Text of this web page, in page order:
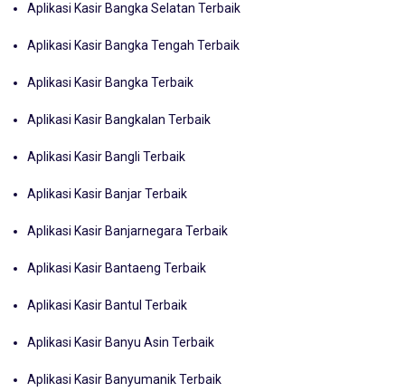
Aplikasi Kasir Bangka Selatan Terbaik
Aplikasi Kasir Bangka Tengah Terbaik
Aplikasi Kasir Bangka Terbaik
Aplikasi Kasir Bangkalan Terbaik
Aplikasi Kasir Bangli Terbaik
Aplikasi Kasir Banjar Terbaik
Aplikasi Kasir Banjarnegara Terbaik
Aplikasi Kasir Bantaeng Terbaik
Aplikasi Kasir Bantul Terbaik
Aplikasi Kasir Banyu Asin Terbaik
Aplikasi Kasir Banyumanik Terbaik